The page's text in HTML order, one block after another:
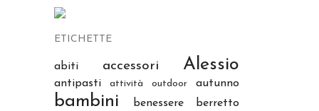
ETICHETTE
abiti accessori Alessio
antipasti attività outdoor autunno
bambini benessere berretto